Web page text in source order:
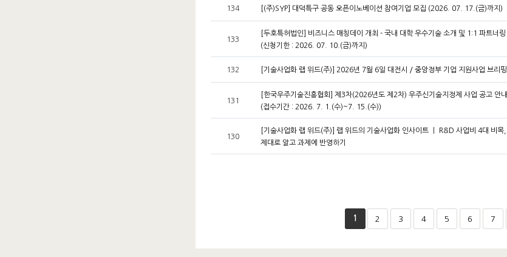
134 [(주)SYP] 대덕특구 공동 오픈이노베이션 참여기업 모집 (2026. 07. 17.(금)까지)
133
[두호특허법인] 비즈니스 매칭데이 개최 - 국내 대학 우수기술 소개 및 1:1 파트너링
(신청기한 : 2026. 07. 10.(금)까지)
132 [기술사업화 랩 위드(주)] 2026년 7월 6일 대전시 / 중앙정부 기업 지원사업 브리핑
131
[한국우주기술진흥협회] 제3차(2026년도 제2차) 우주신기술지정제 사업 공고 안내
(접수기간 : 2026. 7. 1.(수)~7. 15.(수))
130
[기술사업화 랩 위드(주)] 랩 위드의 기술사업화 인사이트 ㅣ R&D 사업비 4대 비목,
제대로 알고 과제에 반영하기
1 2 3 4 5 6 7